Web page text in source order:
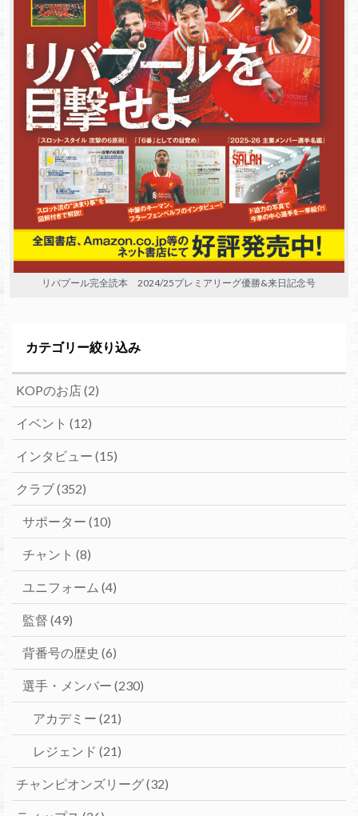
リバプール完全読本 2024/25プレミアリーグ優勝&来日記念号
カテゴリー絞り込み
KOPのお店(2)
イベント (12)
インタビュー (15)
クラブ(352)
サポーター (10)
チャント (8)
ユニフォーム (4)
監督 (49)
背番号の歴史 (6)
選手・メンバー (230)
アカデミー (21)
レジェンド (21)
チャンピオンズリーグ(32)